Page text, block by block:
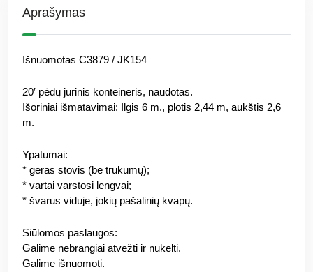
Aprašymas
Išnuomotas C3879 / JK154
20′ pėdų jūrinis konteineris, naudotas.
Išoriniai išmatavimai: Ilgis 6 m., plotis 2,44 m, aukštis 2,6
m.
Ypatumai:
* geras stovis (be trūkumų);
* vartai varstosi lengvai;
* švarus viduje, jokių pašalinių kvapų.
Siūlomos paslaugos:
Galime nebrangiai atvežti ir nukelti.
Galime išnuomoti.